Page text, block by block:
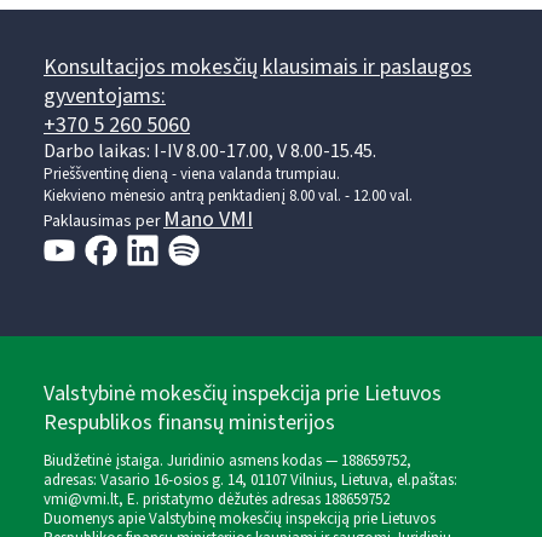
Konsultacijos mokesčių klausimais ir paslaugos
gyventojams:
+370 5 260 5060
Darbo laikas: I-IV 8.00-17.00, V 8.00-15.45.
Prieššventinę dieną - viena valanda trumpiau.
Kiekvieno mėnesio antrą penktadienį 8.00 val. - 12.00 val.
Paklausimas perMano VMI
Valstybinė mokesčių inspekcija prie Lietuvos
Respublikos finansų ministerijos
Biudžetinė įstaiga. Juridinio asmens kodas — 188659752,
adresas: Vasario 16-osios g. 14, 01107 Vilnius, Lietuva, el.paštas:
vmi@vmi.lt, E. pristatymo dėžutės adresas 188659752
Duomenys apie Valstybinę mokesčių inspekciją prie Lietuvos